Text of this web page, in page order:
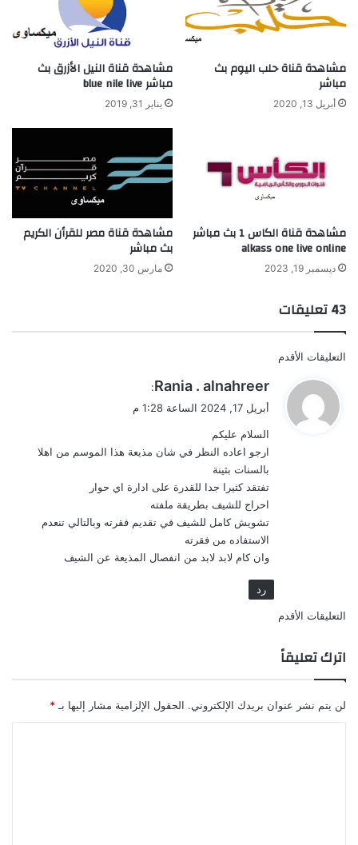
مشاهدة قناة حلب اليوم بث
مباشر
أبريل 13, 2020
مشاهدة قناة النيل الأزرق بث
مباشر blue nile live
يناير 31, 2019
مشاهدة قناة الكاس 1 بث مباشر
alkass one live online
ديسمبر 19, 2023
مشاهدة قناة مصر للقرأن الكريم
بث مباشر
مارس 30, 2020
‫43 تعليقات
تصفّح
التعليقات
التعليقات الأقدم
ي
ق
ل
Rania . alnahreer
:
أبريل 17, 2024 الساعة 1:28 م
السلام عليكم
ارجو اعاده النظر في شان مذيعة هذا الموسم من اهلا
بالسنات بثينة
تفتقد كثيرا جدا للقدرة على ادارة اي حوار
احراج للشيف بطريقة ملفته
تشويش كامل للشيف في تقديم فقرته وبالتالي تنعدم
الاستفاده من فقرته
وان كام لابد لابد من انفصال المذيعة عن الشيف
رد
تصفّح
التعليقات
التعليقات الأقدم
اترك تعليقاً
لن يتم نشر عنوان بريدك الإلكتروني. الحقول الإلزامية مشار إليها بـ *